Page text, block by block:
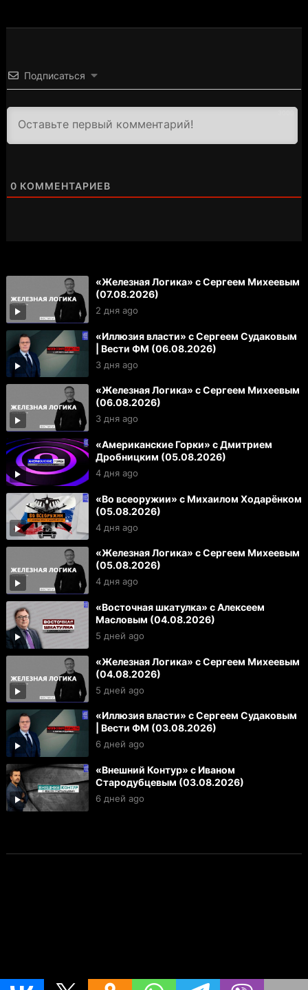
Подписаться
0 КОММЕНТАРИЕВ
«Железная Логика» с Сергеем Михеевым
(07.08.2026)
2 дня ago
«Иллюзия власти» с Сергеем Судаковым
| Вести ФМ (06.08.2026)
3 дня ago
«Железная Логика» с Сергеем Михеевым
(06.08.2026)
3 дня ago
«Американские Горки» с Дмитрием
Дробницким (05.08.2026)
4 дня ago
«Во всеоружии» с Михаилом Ходарёнком
(05.08.2026)
4 дня ago
«Железная Логика» с Сергеем Михеевым
(05.08.2026)
4 дня ago
«Восточная шкатулка» с Алексеем
Масловым (04.08.2026)
5 дней ago
«Железная Логика» с Сергеем Михеевым
(04.08.2026)
5 дней ago
«Иллюзия власти» с Сергеем Судаковым
| Вести ФМ (03.08.2026)
6 дней ago
«Внешний Контур» с Иваном
Стародубцевым (03.08.2026)
6 дней ago